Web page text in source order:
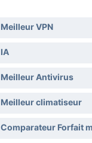
Meilleur VPN
IA
Meilleur Antivirus
Meilleur climatiseur
Comparateur Forfait